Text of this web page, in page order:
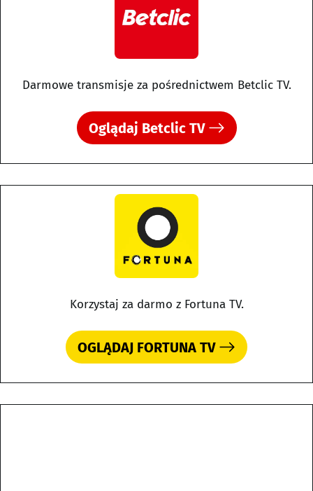
Darmowe transmisje za pośrednictwem Betclic TV.
Oglądaj Betclic TV
Korzystaj za darmo z Fortuna TV.
OGLĄDAJ FORTUNA TV